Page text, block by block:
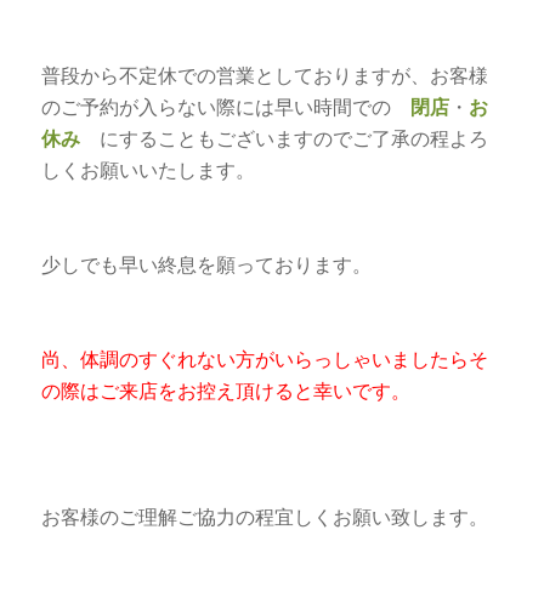
普段から不定休での営業としておりますが、お客様
のご予約が入らない際には早い時間での閉店・ お
休み にすることもございますのでご了承の程よろ
しくお願いいたします。
少しでも早い終息を願っております。
尚、体調のすぐれない方がいらっしゃいましたらそ
の際はご来店をお控え頂けると幸いです。
お客様のご理解ご協力の程宜しくお願い致します。